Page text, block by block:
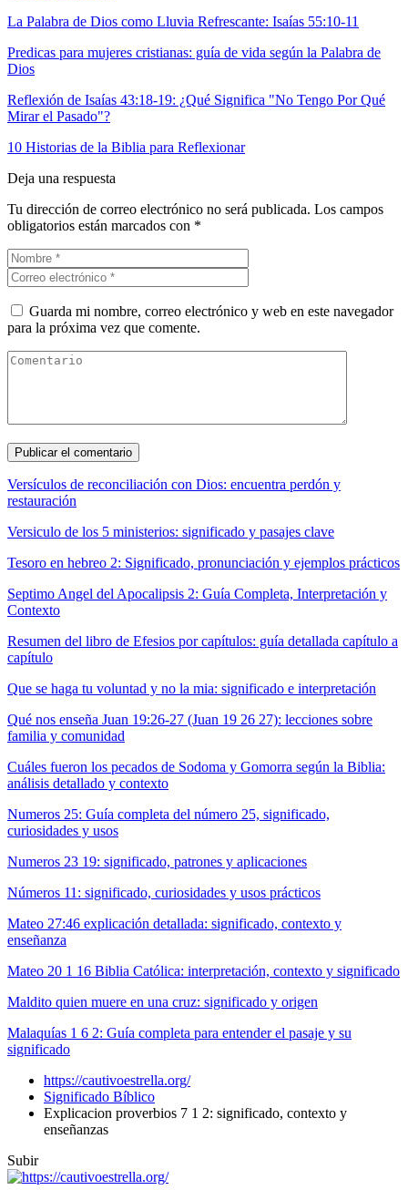
La Palabra de Dios como Lluvia Refrescante: Isaías 55:10-11
Predicas para mujeres cristianas: guía de vida según la Palabra de
Dios
Reflexión de Isaías 43:18-19: ¿Qué Significa "No Tengo Por Qué
Mirar el Pasado"?
10 Historias de la Biblia para Reflexionar
Deja una respuesta
Tu dirección de correo electrónico no será publicada. Los campos
obligatorios están marcados con *
Guarda mi nombre, correo electrónico y web en este navegador
para la próxima vez que comente.
Versículos de reconciliación con Dios: encuentra perdón y
restauración
Versiculo de los 5 ministerios: significado y pasajes clave
Tesoro en hebreo 2: Significado, pronunciación y ejemplos prácticos
Septimo Angel del Apocalipsis 2: Guía Completa, Interpretación y
Contexto
Resumen del libro de Efesios por capítulos: guía detallada capítulo a
capítulo
Que se haga tu voluntad y no la mia: significado e interpretación
Qué nos enseña Juan 19:26-27 (Juan 19 26 27): lecciones sobre
familia y comunidad
Cuáles fueron los pecados de Sodoma y Gomorra según la Biblia:
análisis detallado y contexto
Numeros 25: Guía completa del número 25, significado,
curiosidades y usos
Numeros 23 19: significado, patrones y aplicaciones
Números 11: significado, curiosidades y usos prácticos
Mateo 27:46 explicación detallada: significado, contexto y
enseñanza
Mateo 20 1 16 Biblia Católica: interpretación, contexto y significado
Maldito quien muere en una cruz: significado y origen
Malaquías 1 6 2: Guía completa para entender el pasaje y su
significado
https://cautivoestrella.org/
Significado Bíblico
Explicacion proverbios 7 1 2: significado, contexto y
enseñanzas
Subir